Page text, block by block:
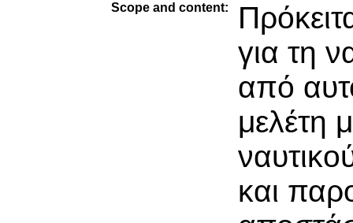
Scope and content:
για τη
από
μελέτη
και